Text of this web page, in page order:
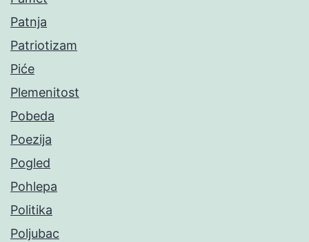
Patnja
Patriotizam
Piće
Plemenitost
Pobeda
Poezija
Pogled
Pohlepa
Politika
Poljubac